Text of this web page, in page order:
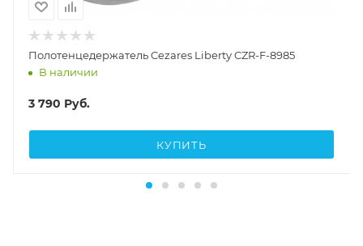
Полотенцедержатель Cezares Liberty CZR-F-8985
В наличии
3 790 Руб.
КУПИТЬ